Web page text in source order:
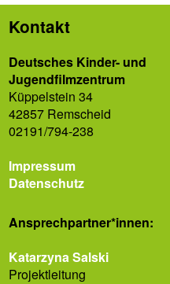
Kontakt
Deutsches Kinder- und
Jugendfilmzentrum
Küppelstein 34
42857 Remscheid
02191/794-238
Impressum
Datenschutz
Ansprech­partner*innen:
Katarzyna Salski
Projektleitung